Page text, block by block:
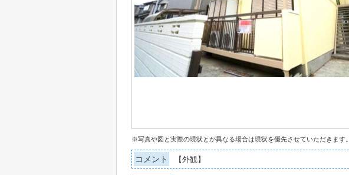
※写真や図と実際の現状とが異なる場合は現状を優先させていただきます。
コメント 【外観】